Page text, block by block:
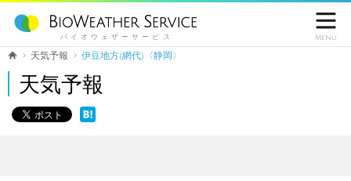
バイオウェザーサービス

Menu
天気予報 伊豆地方(網代)〈静岡〉
天気予報